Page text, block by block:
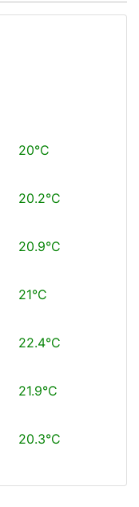
20°C
20.2°C
20.9°C
21°C
22.4°C
21.9°C
20.3°C